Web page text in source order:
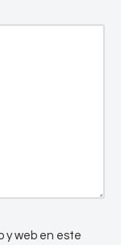
y web en este